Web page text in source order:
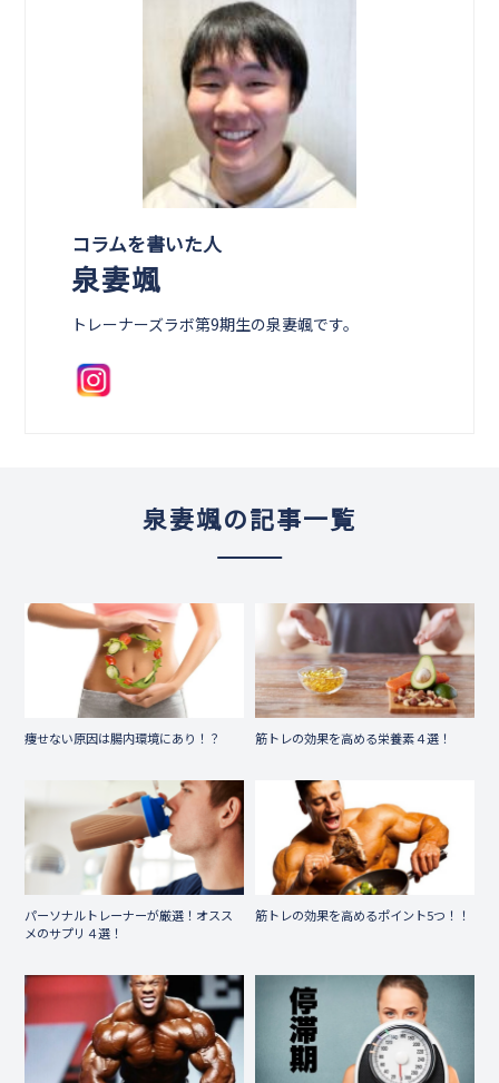
コラムを書いた人
泉妻颯
トレーナーズラボ第9期生の泉妻颯です。
泉妻颯の記事一覧
痩せない原因は腸内環境にあり！？ 筋トレの効果を高める栄養素４選！
パーソナルトレーナーが厳選！オスス
メのサプリ４選！
筋トレの効果を高めるポイント5つ！！